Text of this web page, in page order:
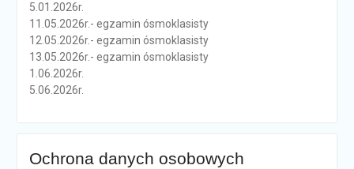
5.01.2026r.
11.05.2026r.- egzamin ósmoklasisty
12.05.2026r.- egzamin ósmoklasisty
13.05.2026r.- egzamin ósmoklasisty
1.06.2026r.
5.06.2026r.
Ochrona danych osobowych